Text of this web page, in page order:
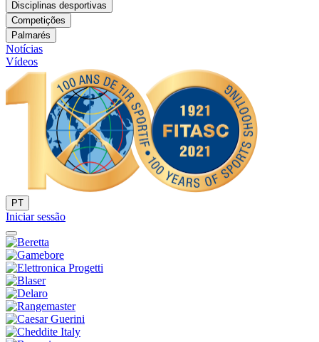
Disciplinas desportivas
Competições
Palmarés
Notícias
Vídeos
PT
Iniciar sessão